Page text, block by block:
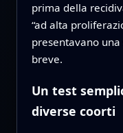
prima della
“ad alta
presentavano
breve.
Un test
diverse coorti